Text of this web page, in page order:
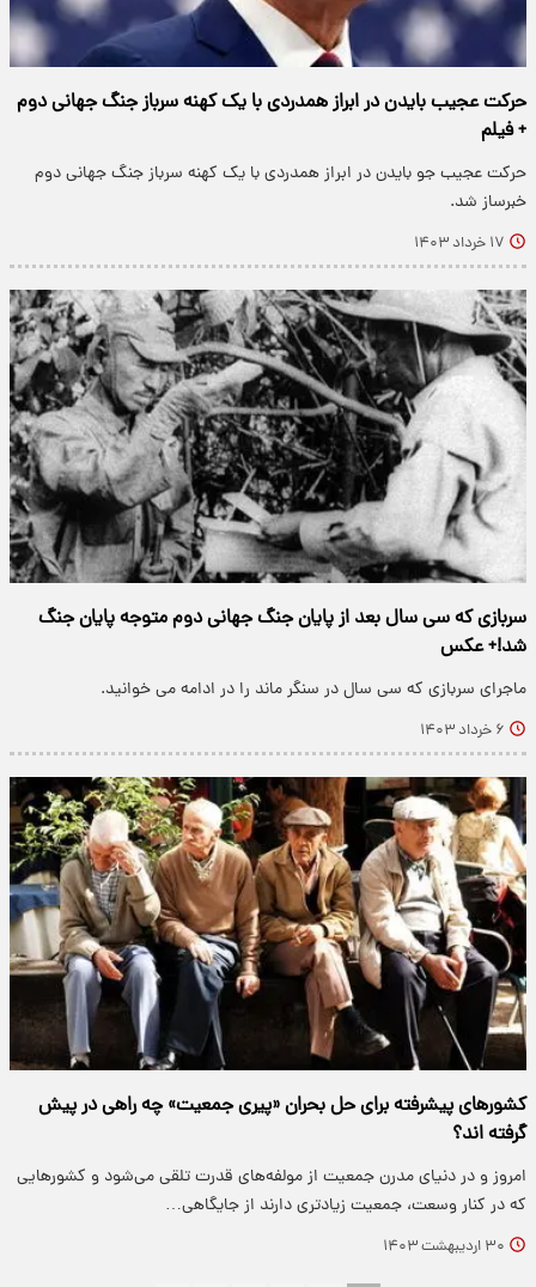
حرکت عجیب بایدن در ابراز همدردی با یک کهنه سرباز جنگ جهانی دوم
+ فیلم
حرکت عجیب جو بایدن در ابراز همدردی با یک کهنه سرباز جنگ جهانی دوم
خبرساز شد.
۱۷ خرداد ۱۴۰۳
سربازی که سی سال بعد از پایان جنگ جهانی دوم متوجه پایان جنگ
شد!+ عکس
ماجرای سربازی که سی سال در سنگر ماند را در ادامه می خوانید.
۶ خرداد ۱۴۰۳
کشورهای پیشرفته برای حل بحران «پیری جمعیت» چه راهی در پیش
گرفته اند؟
امروز و در دنیای مدرن جمعیت از مولفه‌های قدرت تلقی می‌شود و کشورهایی
که در کنار وسعت، جمعیت زیادتری دارند از جایگاهی…
۳۰ اردیبهشت ۱۴۰۳